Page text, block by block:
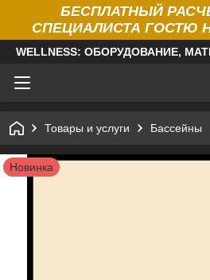
БЕСПЛАТНЫЙ
СПЕЦИАЛИСТА ГОСТЮ
WELLNESS: ОБОРУДОВАНИЕ,
Товары и услуги Бассейны
Новинка